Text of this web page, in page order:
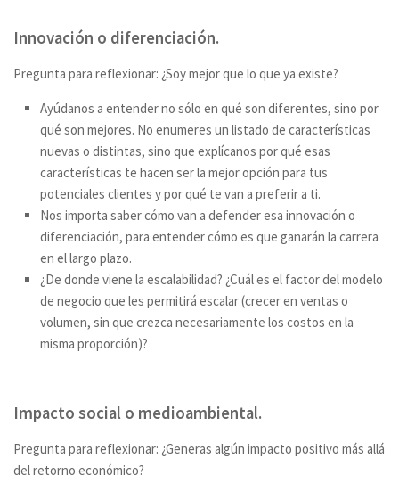
Innovación o diferenciación.
Pregunta para reflexionar: ¿Soy mejor que lo que ya existe?
Ayúdanos a entender no sólo en qué son diferentes, sino por
qué son mejores. No enumeres un listado de características
nuevas o distintas, sino que explícanos por qué esas
características te hacen ser la mejor opción para tus
potenciales clientes y por qué te van a preferir a ti.
Nos importa saber cómo van a defender esa innovación o
diferenciación, para entender cómo es que ganarán la carrera
en el largo plazo.
¿De donde viene la escalabilidad? ¿Cuál es el factor del modelo
de negocio que les permitirá escalar (crecer en ventas o
volumen, sin que crezca necesariamente los costos en la
misma proporción)?
Impacto social o medioambiental.
Pregunta para reflexionar: ¿Generas algún impacto positivo más allá
del retorno económico?